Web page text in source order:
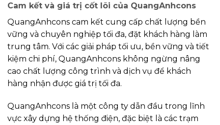
Cam kết và giá trị cốt lõi của QuangAnhcons
QuangAnhcons cam kết cung cấp chất lượng bền
vững và chuyên nghiệp tối đa, đặt khách hàng làm
trung tâm. Với các giải pháp tối ưu, bền vững và tiết
kiệm chi phí, QuangAnhcons không ngừng nâng
cao chất lượng công trình và dịch vụ để khách
hàng nhận được giá trị tối đa.
QuangAnhcons là một công ty dẫn đầu trong lĩnh
vực xây dựng hệ thống điện, đặc biệt là các trạm